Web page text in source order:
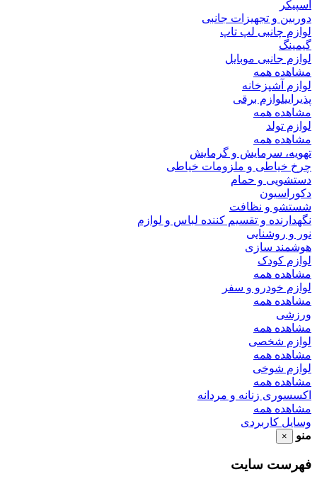
اسپیکر
دوربین و تجهیزات جانبی
لوازم چانبی لپ تاپ
گیمینگ
لوازم جانبی موبایل
مشاهده همه
لوازم آشپزخانه
پذیراییلوازم برقی
مشاهده همه
لوازم تولد
مشاهده همه
تهویه، سرمایش و گرمایش
چرخ خیاطی و ملزومات خیاطی
دستشویی و حمام
دکوراسیون
شستشو و نظافت
نگهدارنده و تقسیم کننده لباس و لوازم
نور و روشنایی
هوشمند سازی
لوازم کودک
مشاهده همه
لوازم خودرو و سفر
مشاهده همه
ورزشی
مشاهده همه
لوازم شخصی
مشاهده همه
لوازم شوخی
مشاهده همه
اکسسوری زنانه و مردانه
مشاهده همه
وسایل کاربردی
منو
×
فهرست سایت